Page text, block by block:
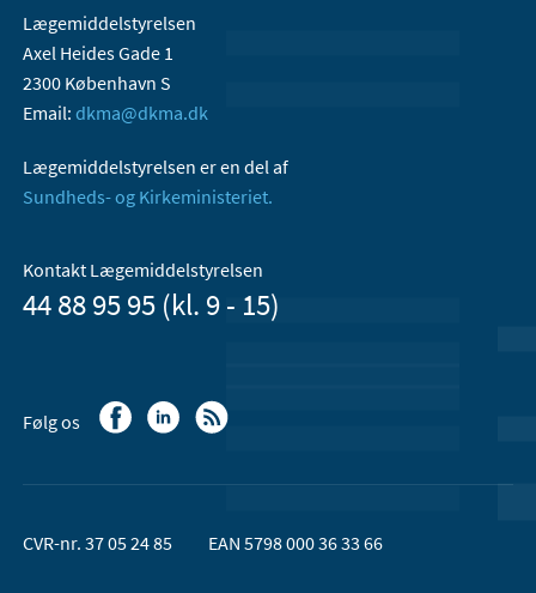
Lægemiddelstyrelsen
Axel Heides Gade 1
2300 København S
Email: dkma@dkma.dk
Lægemiddelstyrelsen er en del af
Sundheds- og Kirkeministeriet.
Kontakt Lægemiddelstyrelsen
44 88 95 95 (kl. 9 - 15)
Følg os
CVR-nr. 37 05 24 85 EAN 5798 000 36 33 66